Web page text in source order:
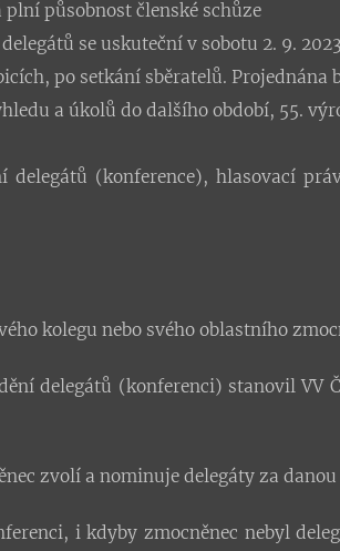
působnost členské schůze
se uskuteční v sobotu 2. 9.
po setkání sběratelů. Projednána
a úkolů do dalšího období, 55.
delegátů (konference), hlasovací
kolegu nebo svého oblastního
delegátů (konferenci) stanovil VV
zvolí a nominuje delegáty za danou
i kdyby zmocněnec nebyl